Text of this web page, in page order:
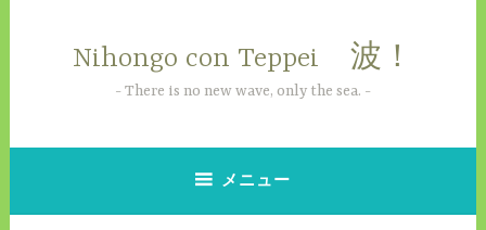
へ
Nihongo con Teppei 波！
There is no new wave, only the sea.
メニュー